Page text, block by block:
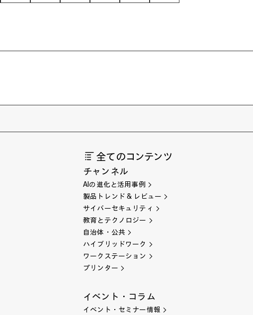
全てのコンテンツ
チャンネル
AIの進化と活用事例
製品トレンド & レビュー
サイバーセキュリティ
教育とテクノロジー
自治体・公共
ハイブリッドワーク
ワークステーション
プリンター
イベント・コラム
イベント・セミナー情報